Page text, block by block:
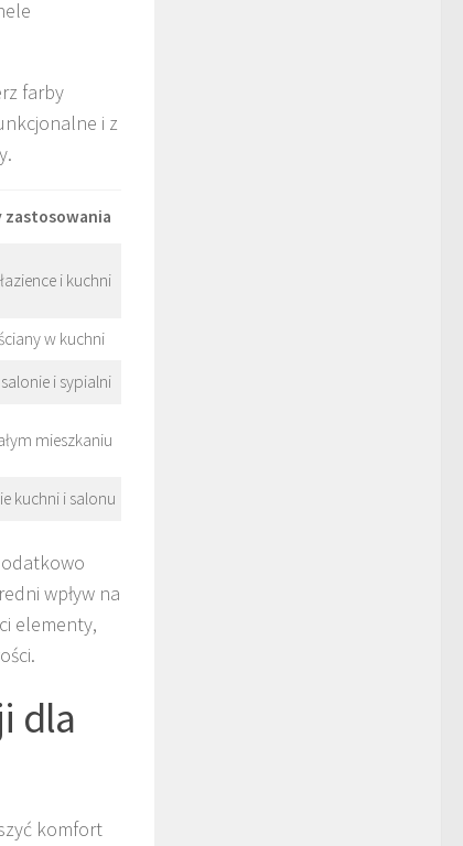
farby
i z
zastosowania
i kuchni
w kuchni
i sypialni
mieszkaniu
kuchni i salonu
wpływ na
elementy,
dla
komfort